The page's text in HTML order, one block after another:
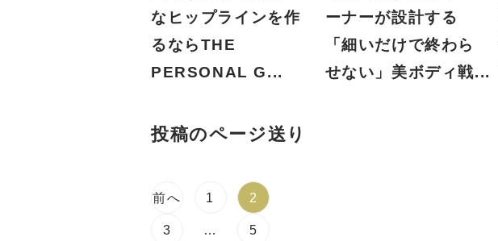
なヒップラインを作
るならTHE
PERSONAL G...
ーナーが設計する
「細いだけで終わら
せない」美ボディ戦...
投稿のページ送り
前へ 1 2
3 … 5